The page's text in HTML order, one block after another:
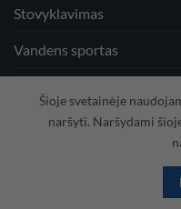
Stovyklavimas
Vandens sportas
Copyright
Šioje svetainėje
naršyti. Naršydami